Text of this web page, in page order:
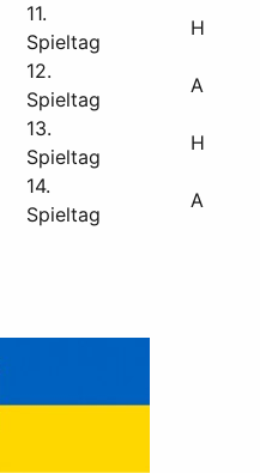
11.
Spieltag
H
12.
Spieltag
A
13.
Spieltag
H
14.
Spieltag
A